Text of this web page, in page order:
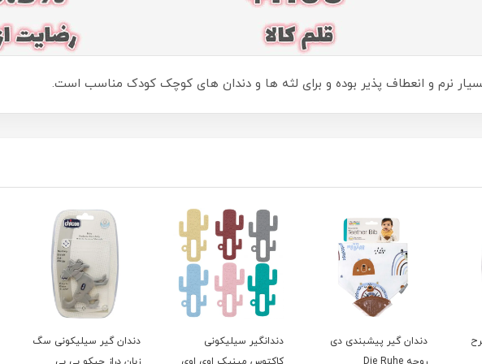
دندان گیر پیشبندی دی
دندانگیر سیلیکونی
دندان گیر سیلیكونی سگ